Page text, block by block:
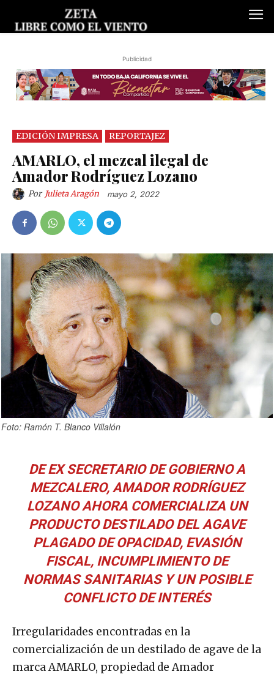
Publicidad
EDICIÓN IMPRESA REPORTAJEZ
AMARLO, el mezcal ilegal de
Amador Rodríguez Lozano
Por Julieta Aragón mayo 2, 2022
Foto: Ramón T. Blanco Villalón
DE EX SECRETARIO DE GOBIERNO A
MEZCALERO, AMADOR RODRÍGUEZ
LOZANO AHORA COMERCIALIZA UN
PRODUCTO DESTILADO DEL AGAVE
PLAGADO DE OPACIDAD, EVASIÓN
FISCAL, INCUMPLIMIENTO DE
NORMAS SANITARIAS Y UN POSIBLE
CONFLICTO DE INTERÉS
Irregularidades encontradas en la
comercialización de un destilado de agave de la
marca AMARLO, propiedad de Amador